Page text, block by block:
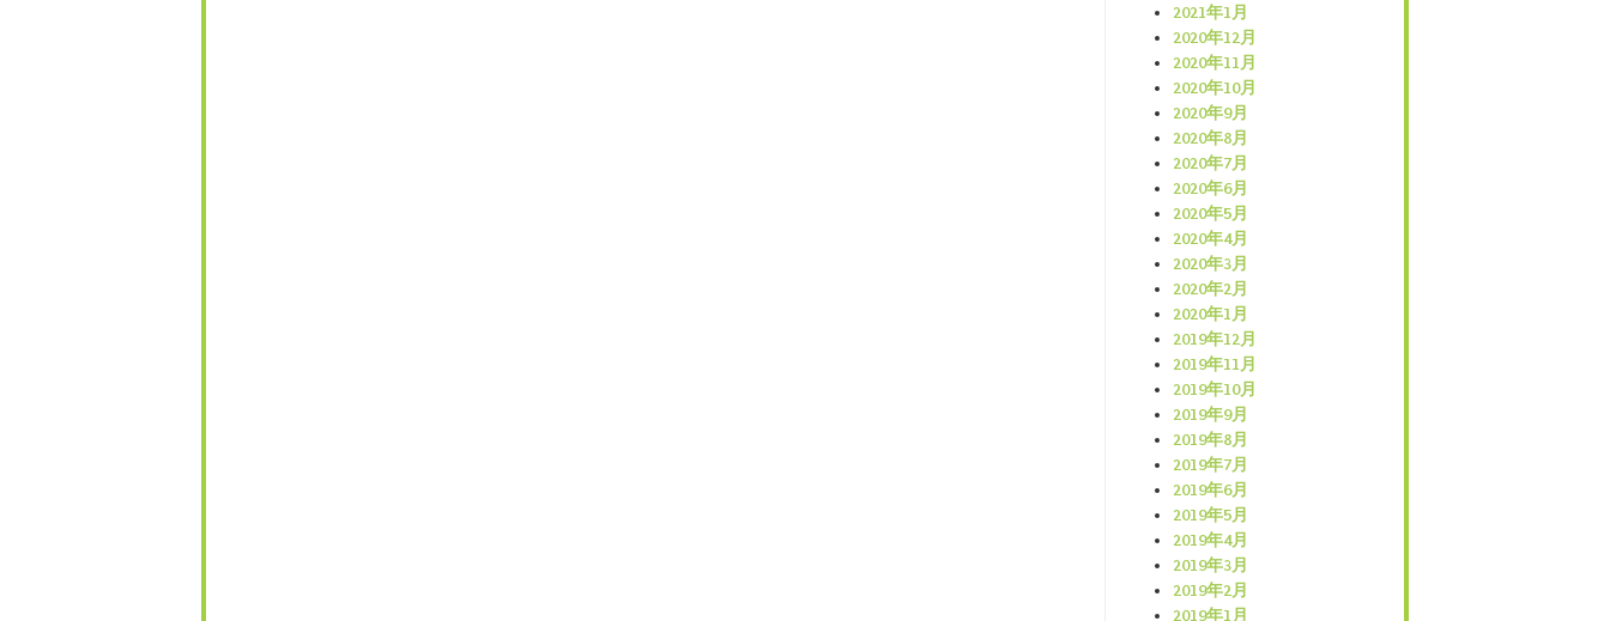
2021年1月
2020年12月
2020年11月
2020年10月
2020年9月
2020年8月
2020年7月
2020年6月
2020年5月
2020年4月
2020年3月
2020年2月
2020年1月
2019年12月
2019年11月
2019年10月
2019年9月
2019年8月
2019年7月
2019年6月
2019年5月
2019年4月
2019年3月
2019年2月
2019年1月